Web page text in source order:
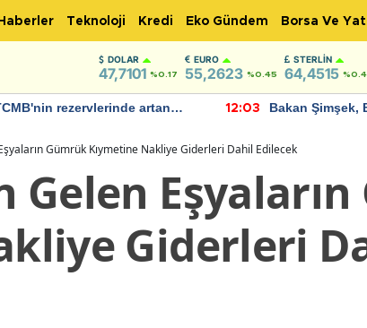
Haberler Teknoloji Kredi Eko Gündem Borsa Ve
DOLAR
47,7101 %0.17
EURO
55,2623 %0.45
STERLIN
64,4515
rezervlerinde artan
12:03
Bakan Şimşek,
Gümrük Kıymetine Nakliye Giderleri Dahil Edilecek
Gelen
Giderleri